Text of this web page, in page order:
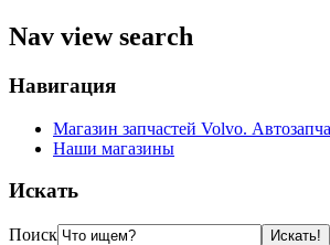
Nav view search
Навигация
Магазин запчастей Volvo.
Наши магазины
Искать
Поиск